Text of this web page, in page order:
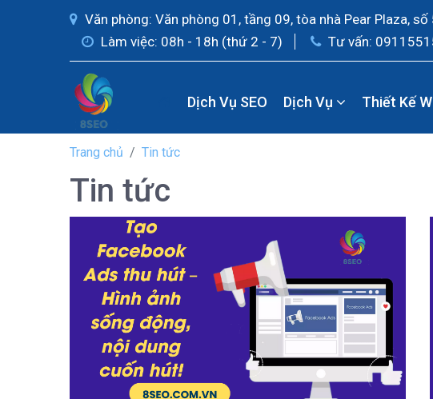
Văn phòng: Văn phòng 01, tầng 09, tòa nhà Pear Plaza,
Làm việc: 08h - 18h (thứ 2 - 7)
Tư vấn:
Dịch Vụ SEO Dịch Vụ Thiết Kế
Trang chủ Tin tức
Tin tức